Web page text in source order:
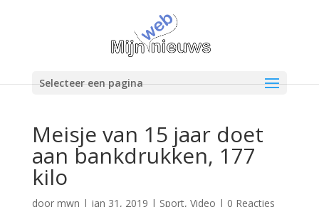
Selecteer een pagina
Meisje van 15 jaar doet
aan bankdrukken, 177
kilo
door mwn | jan 31, 2019 | Sport, Video | 0 Reacties